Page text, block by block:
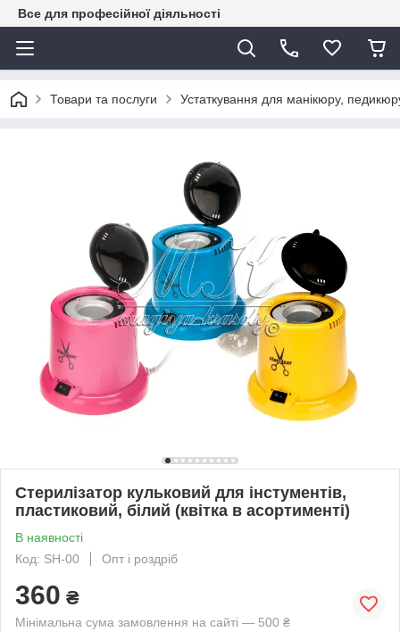
Все для професійної діяльності
Товари та послуги Устаткування для манікюру,
Стерилізатор кульковий для інстументів,
пластиковий, білий (квітка в асортименті)
В наявності
Код: SH-00
Опт і роздріб
360 ₴
Мінімальна сума замовлення на сайті — 500 ₴